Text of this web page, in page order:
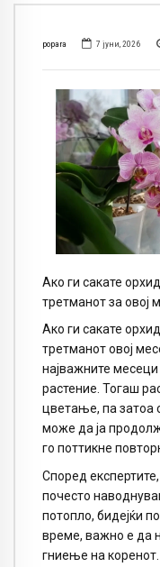
popara 7 јуни, 2026
Ако ги сакате
третманот за овој
Ако ги сакате
третманот овој
најважните
растение. Тогаш
цветање, па затоа
може да ја
го поттикне
Според
почесто
потопло, бидејќи
време, важно е да
гниење на